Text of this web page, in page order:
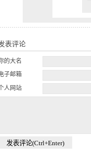
表评论
的大名
子邮箱
人网站